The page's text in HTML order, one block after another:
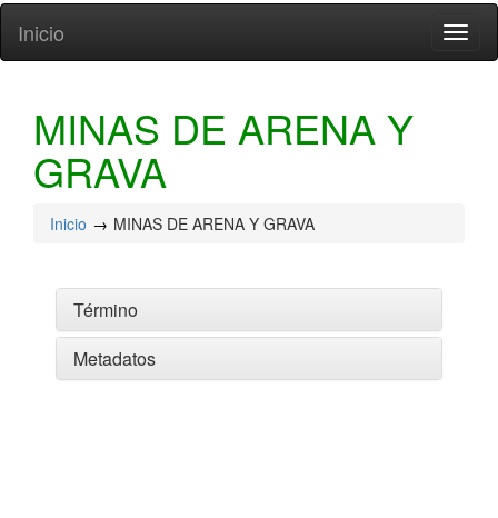
Inicio
MINAS DE ARENA Y
GRAVA
Inicio MINAS DE ARENA Y GRAVA
Término
Metadatos